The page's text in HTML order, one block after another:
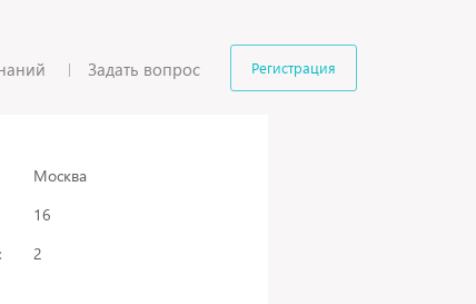
Регистрация
Задать вопрос
Москва
16
2